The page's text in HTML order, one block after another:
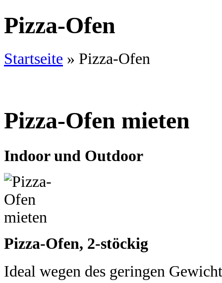
Pizza-Ofen
Startseite » Pizza-Ofen
Pizza-Ofen mieten
Indoor und Outdoor
Pizza-Ofen, 2-stöckig
Ideal wegen des geringen